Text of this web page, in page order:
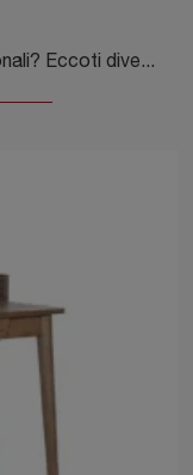
Vuoi allestire uffici operativi e direzionali? Eccoti diverse proposte di armadi per ufficio in melaminico, come il modello Armadio 05B di Cinquanta3.